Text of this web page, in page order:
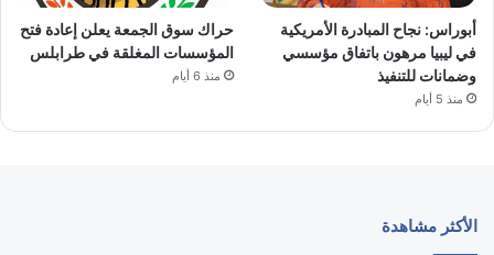
أبوراس: نجاح المبادرة الأمريكية
في ليبيا مرهون باتفاق مؤسسي
وضمانات للتنفيذ
منذ 5 أيام
حراك سوق الجمعة يعلن إعادة فتح
المؤسسات المغلقة في طرابلس
منذ 6 أيام
الأكثر مشاهدة